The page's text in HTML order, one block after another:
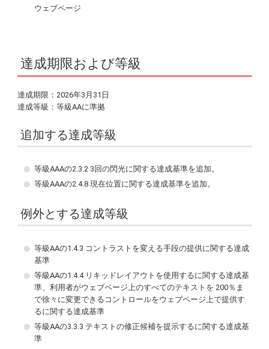
ウェブページ
達成期限および等級
達成期限：2026年3月31日
達成等級：等級AAに準拠
追加する達成等級
等級AAAの2.3.2 3回の閃光に関する達成基準を追加。
等級AAAの2.4.8 現在位置に関する達成基準を追加。
例外とする達成等級
等級AAの1.4.3 コントラストを変える手段の提供に関する達成
基準
等級AAの1.4.4 リキッドレイアウトを使用するに関する達成基
準、利用者がウェブページ上のすべてのテキストを 200％ま
で徐々に変更できるコントロールをウェブページ上で提供す
るに関する達成基準
等級AAの3.3.3 テキストの修正候補を提示するに関する達成基
準